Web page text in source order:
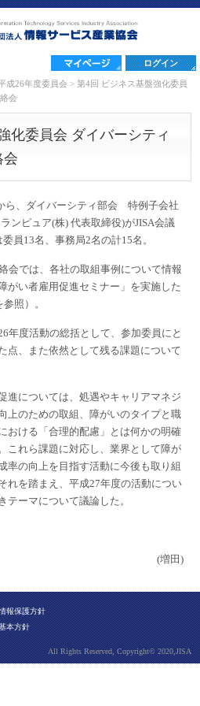
ログイン
成26年度委員会 >第4回 ビジネス基盤強化委員
会
化委員会 ダイバーシティ
会
ら、ダイバーシティ部会 特例子会社
ンピュア(株) 代表取締役)がJISA会議
員13名、事務局2名の計15名。
会では、各社の取組事例について情報
がい者雇用促進セミナー」を実施した
照）。
年度活動の総括として、参加委員にと
点、また依然として残る課題について
進については、処遇やキャリアマネジ
上のための取組、障がいのタイプと職
おける「合理的配慮」とは何かの明確
これら課題に対応し、業界として障が
率の向上を目指す活動に今後も取り組
れを踏まえ、平成27年度の活動につい
テーマについて議論した。
(増田)
報保護方針
本方針
All Rights Reserved, Copyright© 2020,JISA